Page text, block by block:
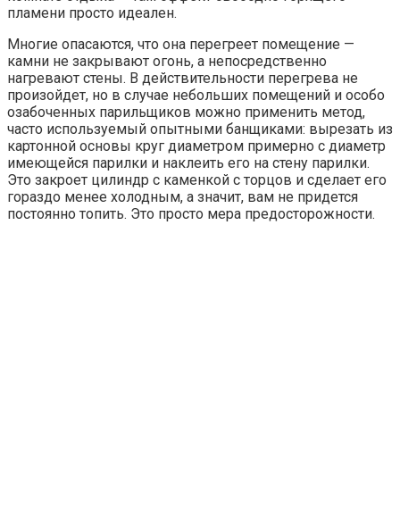
пламени просто идеален.
Многие опасаются, что она перегреет помещение —
камни не закрывают огонь, а непосредственно
нагревают стены. В действительности перегрева не
произойдет, но в случае небольших помещений и особо
озабоченных парильщиков можно применить метод,
часто используемый опытными банщиками: вырезать из
картонной основы круг диаметром примерно с диаметр
имеющейся парилки и наклеить его на стену парилки.
Это закроет цилиндр с каменкой с торцов и сделает его
гораздо менее холодным, а значит, вам не придется
постоянно топить. Это просто мера предосторожности.